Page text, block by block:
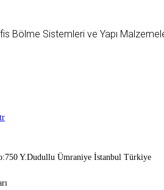
Bölme Sistemleri ve Yapı
Y.Dudullu Ümraniye İstanbul Türkiye